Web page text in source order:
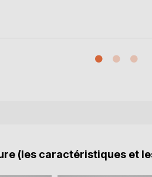
(les caractéristiques et